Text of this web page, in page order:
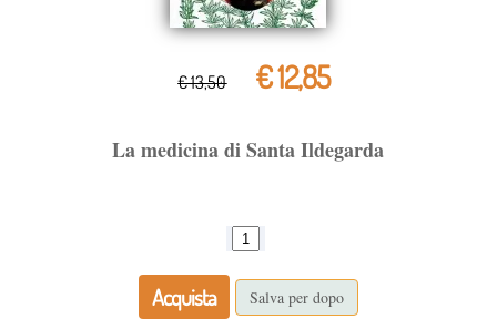
€ 13,50 € 12,85
La medicina di Santa Ildegarda
Acquista Salva per dopo